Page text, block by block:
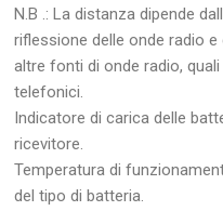
N.B .: La distanza dipende
riflessione delle onde radio
altre fonti di onde radio,
telefonici.
Indicatore di carica delle
ricevitore.
Temperatura di
del tipo di batteria.